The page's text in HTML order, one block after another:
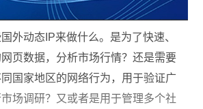
外动态IP来做什么。是为了快速、
页数据，分析市场行情？还是需要
国家地区的网络行为，用于验证广
场调研？又或者是用于管理多个社